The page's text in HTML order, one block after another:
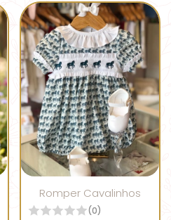
Romper Cavalinhos
(0)